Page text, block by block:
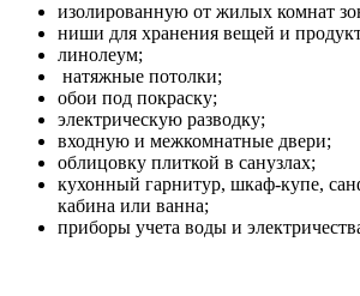
изолированную от жилых комнат
ниши для хранения вещей и
линолеум;
натяжные потолки;
обои под покраску;
электрическую разводку;
входную и межкомнатные двери;
облицовку плиткой в санузлах;
кухонный гарнитур, шкаф-купе,
кабина или ванна;
приборы учета воды и